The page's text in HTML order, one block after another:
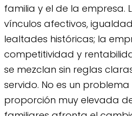
familia y el de la empresa.
vínculos afectivos,
lealtades históricas; la
competitividad y
se mezclan sin reglas
servido. No es un
proporción muy elevada